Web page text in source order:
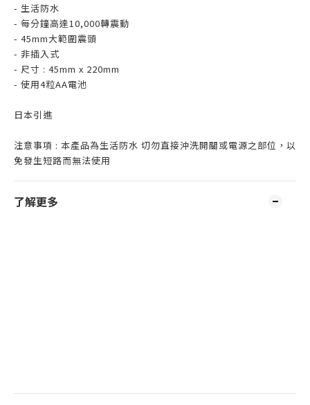
- 生活防水
- 每分鐘高達10,000轉震動
- 45mm大範圍震頭
- 非插入式
- 尺寸 : 45mm x 220mm
- 使用4粒AA電池
日本引進
注意事項 : 本產品為生活防水 切勿直接沖洗開關或電源之部位，以
免發生短路而無法使用
了解更多